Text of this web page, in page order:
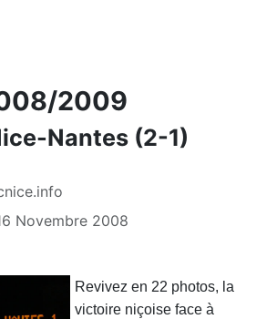
2009
Nantes (2-1)
Novembre 2008
Revivez en 22 photos, la
victoire niçoise face à